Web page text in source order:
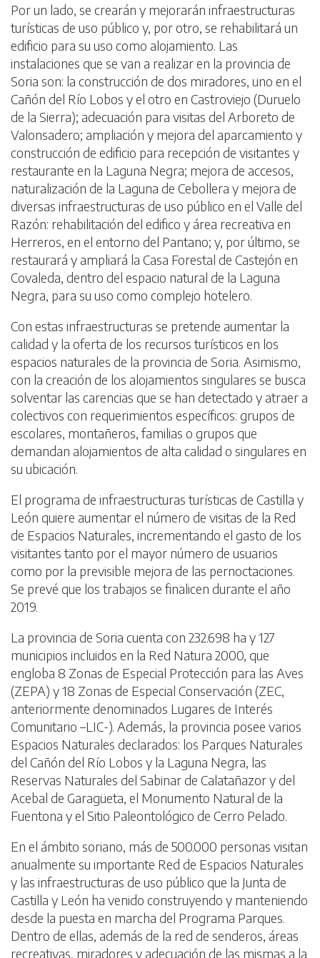
Por un lado, se crearán y mejorarán infraestructuras
turísticas de uso público y, por otro, se rehabilitará un
edificio para su uso como alojamiento. Las
instalaciones que se van a realizar en la provincia de
Soria son: la construcción de dos miradores, uno en el
Cañón del Río Lobos y el otro en Castroviejo (Duruelo
de la Sierra); adecuación para visitas del Arboreto de
Valonsadero; ampliación y mejora del aparcamiento y
construcción de edificio para recepción de visitantes y
restaurante en la Laguna Negra; mejora de accesos,
naturalización de la Laguna de Cebollera y mejora de
diversas infraestructuras de uso público en el Valle del
Razón: rehabilitación del edifico y área recreativa en
Herreros, en el entorno del Pantano; y, por último, se
restaurará y ampliará la Casa Forestal de Castejón en
Covaleda, dentro del espacio natural de la Laguna
Negra, para su uso como complejo hotelero.
Con estas infraestructuras se pretende aumentar la
calidad y la oferta de los recursos turísticos en los
espacios naturales de la provincia de Soria. Asimismo,
con la creación de los alojamientos singulares se busca
solventar las carencias que se han detectado y atraer a
colectivos con requerimientos específicos: grupos de
escolares, montañeros, familias o grupos que
demandan alojamientos de alta calidad o singulares en
su ubicación.
El programa de infraestructuras turísticas de Castilla y
León quiere aumentar el número de visitas de la Red
de Espacios Naturales, incrementando el gasto de los
visitantes tanto por el mayor número de usuarios
como por la previsible mejora de las pernoctaciones.
Se prevé que los trabajos se finalicen durante el año
2019.
La provincia de Soria cuenta con 232.698 ha y 127
municipios incluidos en la Red Natura 2000, que
engloba 8 Zonas de Especial Protección para las Aves
(ZEPA) y 18 Zonas de Especial Conservación (ZEC,
anteriormente denominados Lugares de Interés
Comunitario –LIC-). Además, la provincia posee varios
Espacios Naturales declarados: los Parques Naturales
del Cañón del Río Lobos y la Laguna Negra, las
Reservas Naturales del Sabinar de Calatañazor y del
Acebal de Garagüeta, el Monumento Natural de la
Fuentona y el Sitio Paleontológico de Cerro Pelado.
En el ámbito soriano, más de 500.000 personas visitan
anualmente su importante Red de Espacios Naturales
y las infraestructuras de uso público que la Junta de
Castilla y León ha venido construyendo y manteniendo
desde la puesta en marcha del Programa Parques.
Dentro de ellas, además de la red de senderos, áreas
recreativas, miradores y adecuación de las mismas a la